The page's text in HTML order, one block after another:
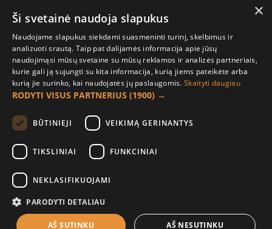
Pirkėjo paskyra
Mano paskyra
Užsakymai
Naujienlaiškiai
Informacija užsakovui
Apie mus
Pristatymo informacija
Privatumo ir slapukų politika
Sąlygos ir taisyklės
FILTER PRODUCTS
×
Ši svetainė naudoja slapukus
Naudojame slapukus siekdami suasmeninti turinį, skelbimus ir
analizuoti srautą. Taip pat dalijamės informacija apie jūsų
naudojimąsi mūsų svetaine su mūsų reklamos ir analizės partneriais,
kurie gali ją sujungti su kita informacija, kurią jiems pateikėte arba
kurią jie surinko, kai naudojatės jų paslaugomis.Skaityti daugiau
RODYTI VISUS PARTNERIUS (1900) →
BŪTINIEJI VEIKIMĄ GERINANTYS
TIKSLINIAI FUNKCINIAI
NEKLASIFIKUOJAMI
PARODYTI DETALIAU
AŠ SUTINKU AŠ NESUTINKU